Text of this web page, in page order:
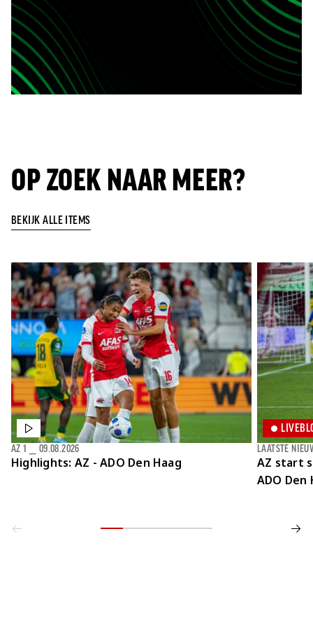
OP ZOEK NAAR MEER?
BEKIJK ALLE ITEMS
Highlights: AZ - ADO Den Haag
AZ 1 09.08.2026
AZ start
ADO Den
LAATSTE